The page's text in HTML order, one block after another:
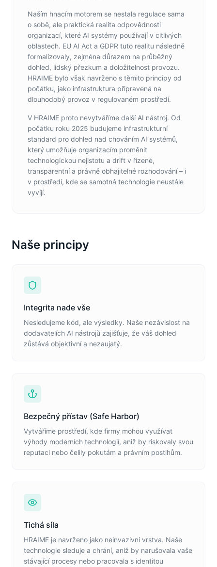
Naším hnacím motorem se nestala regulace sama
o sobě, ale praktická realita odpovědnosti
organizací, které AI systémy používají v citlivých
oblastech. EU AI Act a GDPR tuto realitu následně
formalizovaly, zejména důrazem na průběžný
dohled, lidský přezkum a doložitelnost provozu.
HRAIME bylo však navrženo s těmito principy od
počátku, jako infrastruktura připravená na
dlouhodobý provoz v regulovaném prostředí.
V HRAIME proto nevytváříme další AI nástroj. Od
počátku roku 2025 budujeme infrastrukturní
standard pro dohled nad chováním AI systémů,
který umožňuje organizacím proměnit
technologickou nejistotu a drift v řízené,
transparentní a právně obhajitelné rozhodování – i
v prostředí, kde se samotná technologie neustále
vyvíjí.
Naše principy
Integrita nade vše
Nesledujeme kód, ale výsledky. Naše nezávislost na
dodavatelích AI nástrojů zajišťuje, že váš dohled
zůstává objektivní a nezaujatý.
Bezpečný přístav (Safe Harbor)
Vytváříme prostředí, kde firmy mohou využívat
výhody moderních technologií, aniž by riskovaly svou
reputaci nebo čelily pokutám a právním postihům.
Tichá síla
HRAIME je navrženo jako neinvazivní vrstva. Naše
technologie sleduje a chrání, aniž by narušovala vaše
stávající procesy nebo pracovala s identitou